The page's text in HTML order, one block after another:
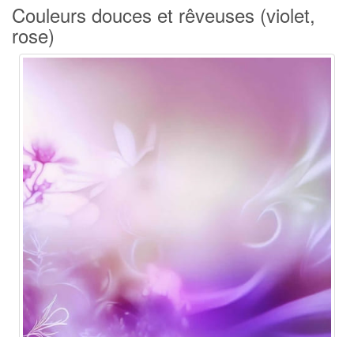
Couleurs douces et rêveuses (violet,
rose)